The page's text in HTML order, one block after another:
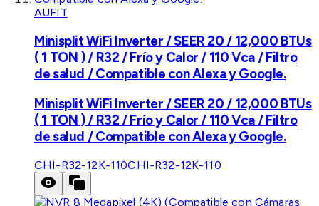
AUFIT
Minisplit WiFi Inverter / SEER 20 / 12,000 BTUs
( 1 TON ) / R32 / Frío y Calor / 110 Vca / Filtro
de salud / Compatible con Alexa y Google.
Minisplit WiFi Inverter / SEER 20 / 12,000 BTUs
( 1 TON ) / R32 / Frío y Calor / 110 Vca / Filtro
de salud / Compatible con Alexa y Google.
CHI-R32-12K-110CHI-R32-12K-110